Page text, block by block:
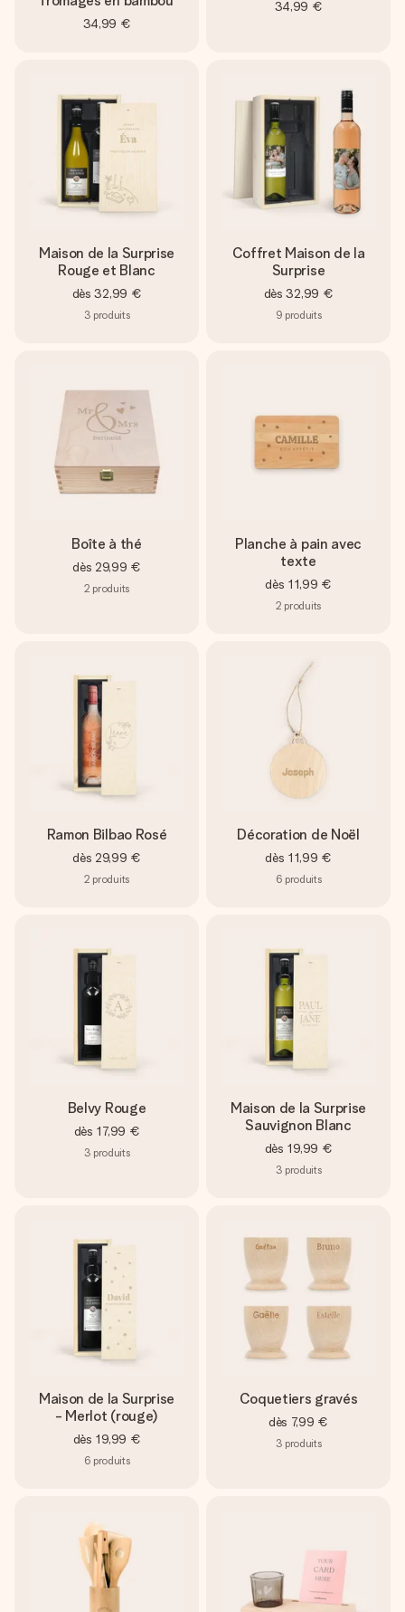
34,99 €
34,99 €
Maison de la Surprise
Rouge et Blanc
dès 32,99 €
3 produits
Coffret Maison de la
Surprise
dès 32,99 €
9 produits
Boîte à thé
dès 29,99 €
2 produits
Planche à pain avec
texte
dès 11,99 €
2 produits
Ramon Bilbao Rosé
dès 29,99 €
2 produits
Décoration de Noël
dès 11,99 €
6 produits
Belvy Rouge
dès 17,99 €
3 produits
Maison de la Surprise
Sauvignon Blanc
dès 19,99 €
3 produits
Maison de la Surprise
- Merlot (rouge)
dès 19,99 €
6 produits
Coquetiers gravés
dès 7,99 €
3 produits